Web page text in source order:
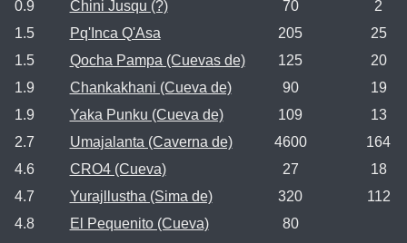
0.9 Chini Jusqu (?) 70
2
1.5
Pq'Inca Q'Asa 205
25
1.5
Qocha Pampa (Cuevas de) 125
20
1.9
Chankakhani (Cueva de) 90
19
1.9
Yaka Punku (Cueva de) 109
13
2.7
Umajalanta (Caverna de) 4600
164
4.6
CRO4 (Cueva) 27
18
4.7
Yurajllustha (Sima de) 320
112
4.8
El Pequenito (Cueva) 80